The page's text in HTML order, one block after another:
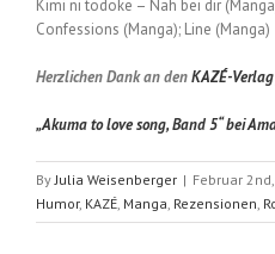
Kimi ni todoke – Nah bei dir
Confessions (Manga); Line (Manga)
Herzlichen Dank an denKAZÉ-Verlag
„Akuma to love song, Band 5“ bei
By Julia Weisenberger | Februar
Humor, KAZÉ Manga Rezensionen